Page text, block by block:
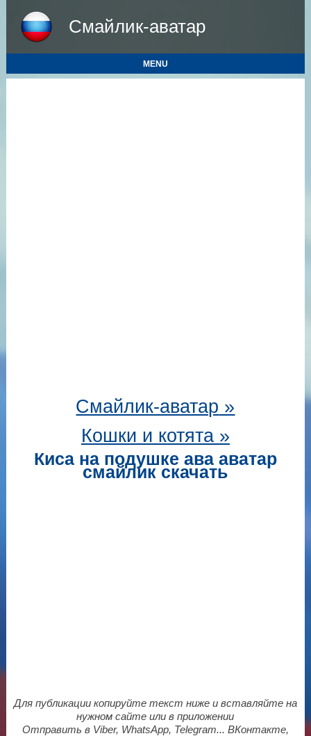
Смайлик-аватар
MENU
Смайлик-аватар »
Кошки и котята »
Киса на подушке ава аватар
смайлик скачать
Для публикации копируйте текст ниже и вставляйте на
нужном сайте или в приложении
Отправить в Viber, WhatsApp, Telegram... ВКонтакте,